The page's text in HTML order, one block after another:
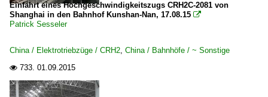
Einfahrt eines Hochgeschwindigkeitszugs CRH2C-2081 von
Shanghai in den Bahnhof Kunshan-Nan, 17.08.15 
Patrick Sesseler
China / Elektrotriebzüge / CRH2, China / Bahnhöfe / ~ Sonstige
 733. 01.09.2015